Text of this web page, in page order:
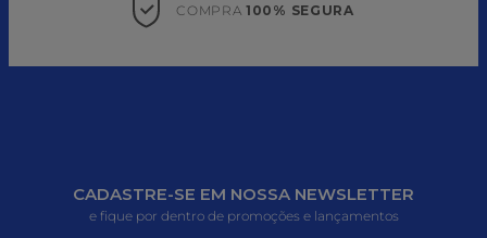
COMPRA 100% SEGURA
CADASTRE-SE EM NOSSA NEWSLETTER
e fique por dentro de promoções e lançamentos